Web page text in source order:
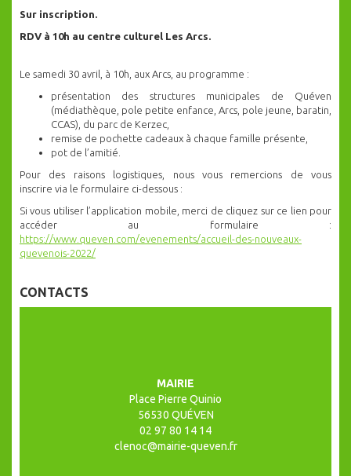
Sur inscription.
RDV à 10h au centre culturel Les Arcs.
Le samedi 30 avril, à 10h, aux Arcs, au programme :
présentation des structures municipales de Quéven
(médiathèque, pole petite enfance, Arcs, pole jeune, baratin,
CCAS), du parc de Kerzec,
remise de pochette cadeaux à chaque famille présente,
pot de l’amitié.
Pour des raisons logistiques, nous vous remercions de vous
inscrire via le formulaire ci-dessous :
Si vous utiliser l’application mobile, merci de cliquez sur ce lien pour
accéder au formulaire :
https://www.queven.com/evenements/accueil-des-nouveaux-
quevenois-2022/
CONTACTS
MAIRIE
Place Pierre Quinio
56530 QUÉVEN
02 97 80 14 14
clenoc@mairie-queven.fr